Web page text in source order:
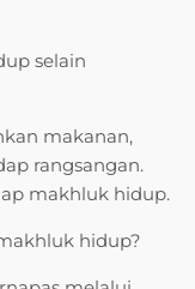
selain
makanan,
rangsangan.
makhluk hidup.
hidup?